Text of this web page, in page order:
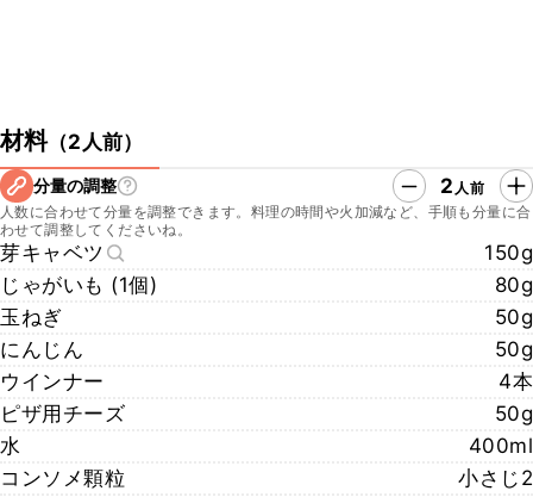
材料（2人前）
分量の調整 2 人前
人数に合わせて分量を調整できます。料理の時間や火加減など、手順も分量に合
わせて調整してくださいね。
芽キャベツ
150g
じゃがいも (1個)
80g
玉ねぎ
50g
にんじん
50g
ウインナー
4本
ピザ用チーズ
50g
水
400ml
コンソメ顆粒
小さじ2